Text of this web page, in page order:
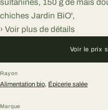
sultanines, 150 g de maïs
chiches Jardin BiO',
› Voir plus de détails
Voir le prix
Rayon
Alimentation bio, Épicerie salée
Marque